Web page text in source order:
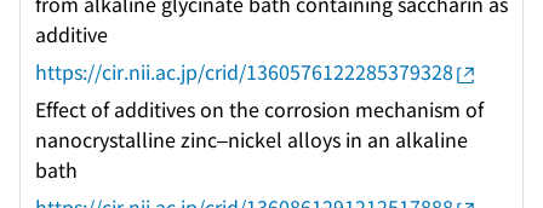
additive
https://cir.nii.ac.jp/crid/1360576122285379328
Effect of additives on the corrosion mechanism of
nanocrystalline zinc–nickel alloys in an alkaline
bath